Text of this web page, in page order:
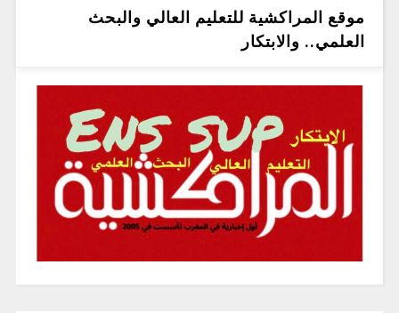
موقع المراكشية للتعليم العالي والبحث
العلمي.. والابتكار